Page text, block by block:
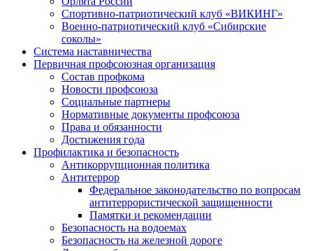
Спортивно-патриотический клуб «ВИКИНГ»
Военно-патриотический клуб «Сибирские
соколы»
Система наставничества
Первичная профсоюзная организация
Состав профкома
Новости профсоюза
Социальные партнеры
Нормативные документы профсоюза
Права и обязанности
Достижения года
Профилактика и безопасность
Антикоррупционная политика
Антитеррор
Федеральное законодательство по вопросам
антитеррористической защищенности
Памятки и рекомендации
Безопасность на водоемах
Безопасность на железной дороге